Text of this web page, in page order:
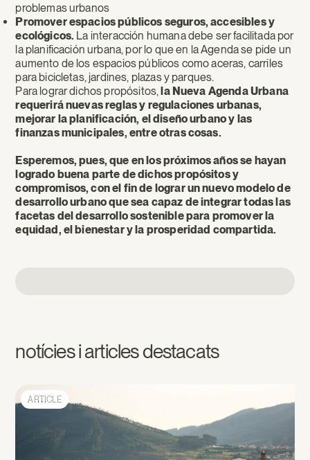
problemas urbanos
Promover espacios públicos seguros, accesibles y
ecológicos. La interacción humana debe ser facilitada por
la planificación urbana, por lo que en la Agenda se pide un
aumento de los espacios públicos como aceras, carriles
para bicicletas, jardines, plazas y parques.
Para lograr dichos propósitos,la Nueva Agenda Urbana
requerirá nuevas reglas y regulaciones urbanas,
mejorar la planificación, el diseño urbano y las
finanzas municipales, entre otras cosas.
Esperemos, pues, que en los próximos años se hayan
logrado buena parte de dichos propósitos y
compromisos, con el fin de lograr un nuevo modelo de
desarrollo urbano que sea capaz de integrar todas las
facetas del desarrollo sostenible para promover la
equidad, el bienestar y la prosperidad compartida.
notícies i articles destacats
ARTICLE